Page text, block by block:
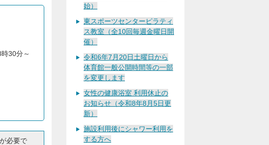
30分～
必要で
始）
東スポーツセンターピラティ
ス教室（全10回毎週金曜日開
催）
令和6年7月20日土曜日から
体育館一般公開時間等の一部
を変更します
女性の健康浴室 利用休止の
お知らせ（令和8年8月5日更
新）
施設利用後にシャワー利用を
する方へ